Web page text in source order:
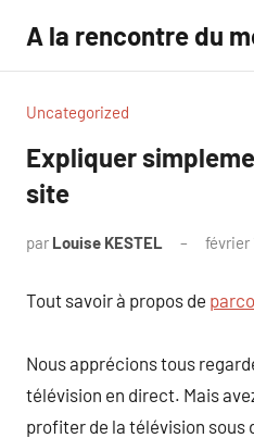
contenu
A la rencontre du
Uncategorized
Expliquer
site
par Louise KESTEL février
Tout savoir à propos de
Nous apprécions tous
télévision en direct. Mais
profiter de la télévision sous